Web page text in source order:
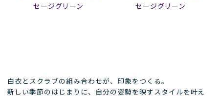
セージグリーン
セージグリーン
白衣とスクラブの組み合わせが、印象をつくる。
新しい季節のはじまりに、自分の姿勢を映すスタイルを叶え